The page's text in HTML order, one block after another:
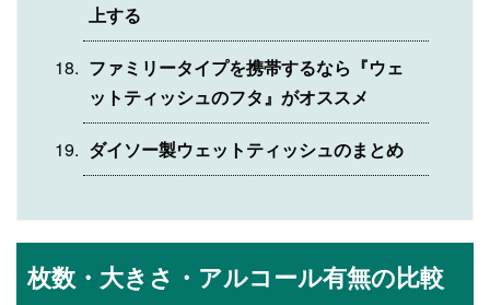
上する
ファミリータイプを携帯するなら『ウェ
ットティッシュのフタ』がオススメ
ダイソー製ウェットティッシュのまとめ
枚数・大きさ・アルコール有無の比較